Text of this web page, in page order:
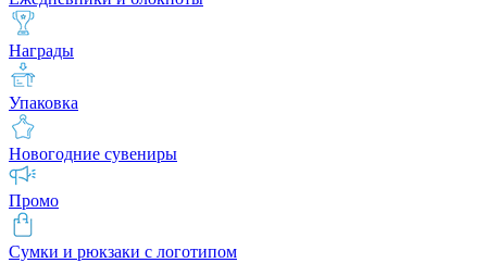
Награды
Упаковка
Новогодние сувениры
Промо
Сумки и рюкзаки с логотипом